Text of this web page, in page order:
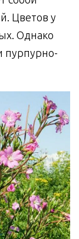
Цветов у
Однако
пурпурно-